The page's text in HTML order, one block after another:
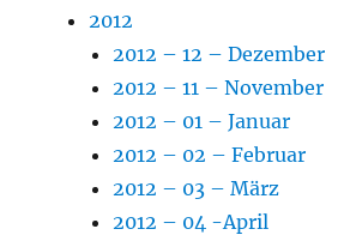
2012
2012 – 12 – Dezember
2012 – 11 – November
2012 – 01 – Januar
2012 – 02 – Februar
2012 – 03 – März
2012 – 04 -April